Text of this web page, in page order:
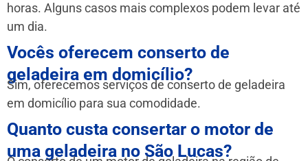
horas. Alguns casos mais complexos podem levar até
um dia.
Vocês oferecem conserto de
geladeira em domicílio?
Sim, oferecemos serviços de conserto de geladeira
em domicílio para sua comodidade.
Quanto custa consertar o motor de
uma geladeira no São Lucas?